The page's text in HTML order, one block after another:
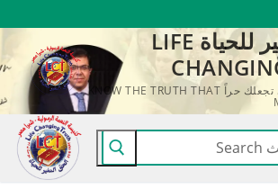
الحق المغير للحياة LIFE
اعرف الحقيقة التي تجعلك حراً KNOW THE TRUTH THAT